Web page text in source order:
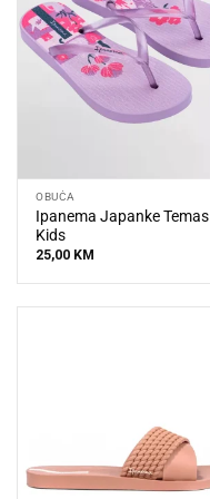
OBUĆA
Ipanema Japanke Temas
Kids
25,00 KM